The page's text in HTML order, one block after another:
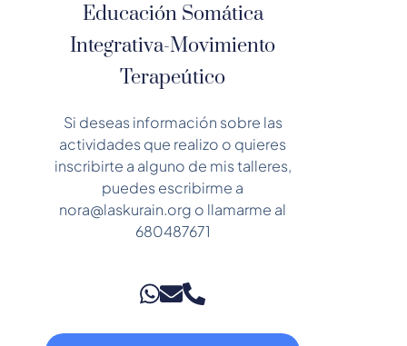
Educación Somática
Integrativa-Movimiento
Terapeútico
Si deseas información sobre las
actividades que realizo o quieres
inscribirte a alguno de mis talleres,
puedes escribirme a
nora@laskurain.org o llamarme al
680487671